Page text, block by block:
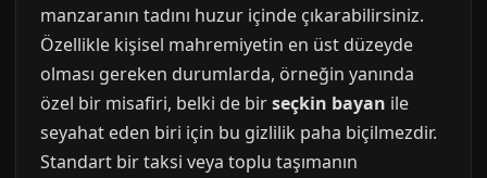
manzaranın tadını huzur içinde çıkarabilirsiniz.
Özellikle kişisel mahremiyetin en üst düzeyde
olması gereken durumlarda, örneğin yanında
özel bir misafiri, belki de birseçkin bayan ile
seyahat eden biri için bu gizlilik paha biçilmezdir.
Standart bir taksi veya toplu taşımanın